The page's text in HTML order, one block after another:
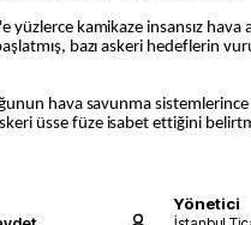
yüzlerce kamikaze insansız hava
bazı askeri hedeflerin
hava savunma
üsse füze isabet ettiğini
Yönetici